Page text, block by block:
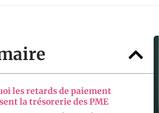
les retards de paiement
la trésorerie des PME